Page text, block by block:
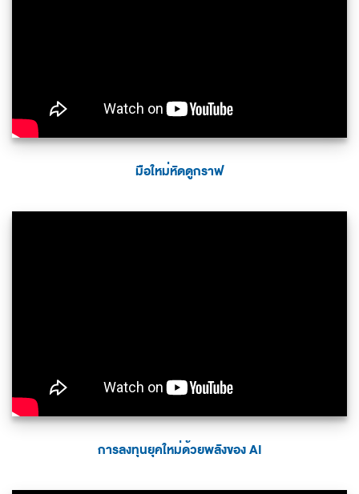
มือใหม่หัดดูกราฟ
การลงทุนยุคใหม่ด้วยพลังของ AI